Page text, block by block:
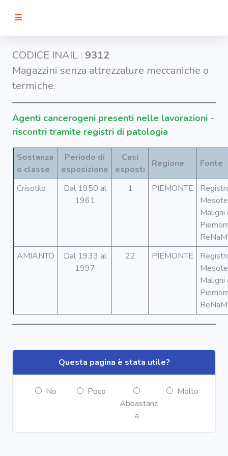
Agenti
Lavorazioni
Visualizza
infografica
azienda
Home
CODICE INAIL : 9312
Magazzini senza attrezzature meccaniche o
termiche.
Agenti cancerogeni presenti nelle lavorazioni -
riscontri tramite registri di patologia
Sostanza
o classe
Periodo di
esposizione
Casi
esposti
Regione Fonte
Crisotilo
Dal 1950 al
1961
1 PIEMONTE
Maligni
ReNaM
AMIANTO
Dal 1933 al
1997
22 PIEMONTE
Maligni
ReNaM
Questa pagina è stata utile?
No
Poco
Abbastanz
a
Molto